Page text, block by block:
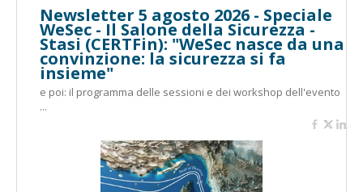
Newsletter 5 agosto 2026 - Speciale
WeSec - Il Salone della Sicurezza -
Stasi (CERTFin): "WeSec nasce da una
convinzione: la sicurezza si fa
insieme"
e poi: il programma delle sessioni e dei workshop dell'evento
...